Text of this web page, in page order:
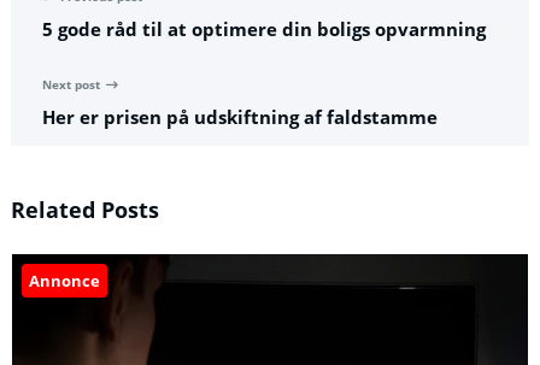
5 gode råd til at optimere din boligs opvarmning
Next post
Her er prisen på udskiftning af faldstamme
Related Posts
Annonce